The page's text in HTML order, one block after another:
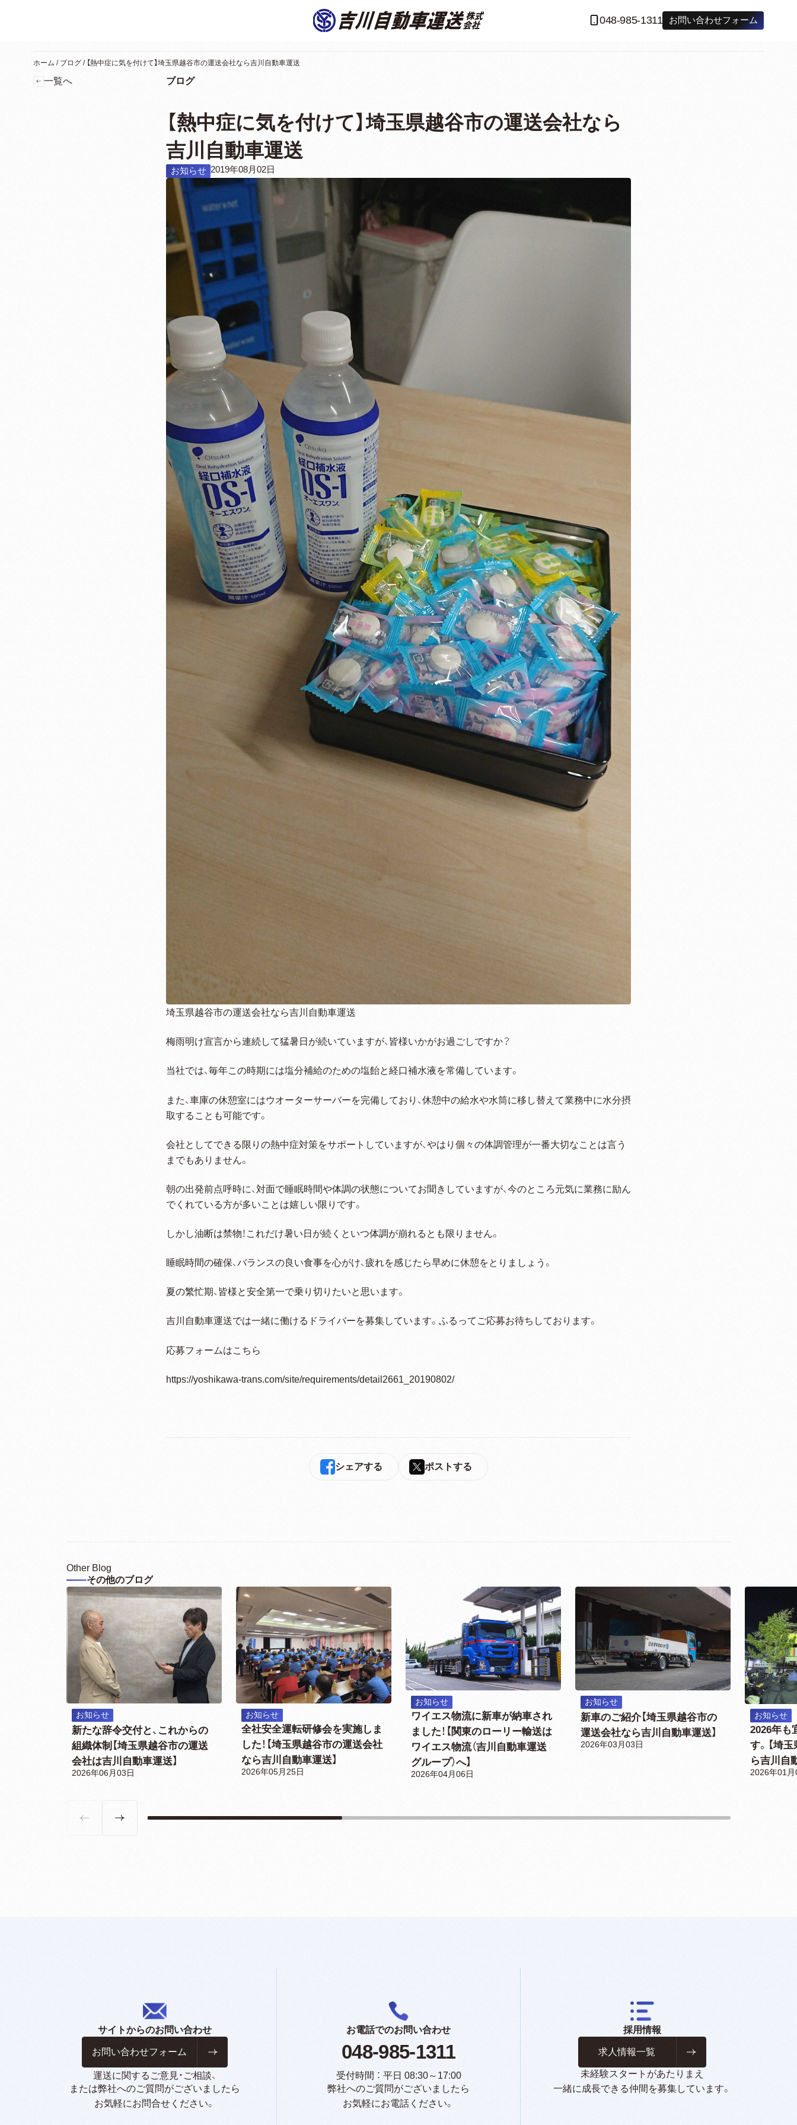
048-985-1311 お問い合わせフォーム
ホーム / ブログ / 【熱中症に気を付けて】埼玉県越谷市の運送会社なら吉川自動車運送
一覧へ ブログ
【熱中症に気を付けて】埼玉県越谷市の運送会社なら
吉川自動車運送
お知らせ 2019年08月02日
埼玉県越谷市の運送会社なら吉川自動車運送
梅雨明け宣言から連続して猛暑日が続いていますが、皆様いかがお過ごしですか？
当社では、毎年この時期には塩分補給のための塩飴と経口補水液を常備しています。
また、車庫の休憩室にはウオーターサーバーを完備しており、休憩中の給水や水筒に移し替えて業務中に水分摂
取することも可能です。
会社としてできる限りの熱中症対策をサポートしていますが、やはり個々の体調管理が一番大切なことは言う
までもありません。
朝の出発前点呼時に、対面で睡眠時間や体調の状態についてお聞きしていますが、今のところ元気に業務に励ん
でくれている方が多いことは嬉しい限りです。
しかし油断は禁物！これだけ暑い日が続くといつ体調が崩れるとも限りません。
睡眠時間の確保、バランスの良い食事を心がけ、疲れを感じたら早めに休憩をとりましょう。
夏の繁忙期、皆様と安全第一で乗り切りたいと思います。
吉川自動車運送では一緒に働けるドライバーを募集しています。ふるってご応募お待ちしております。
応募フォームはこちら
https://yoshikawa-trans.com/site/requirements/detail2661_20190802/
シェアする ポストする
その他のブログ
Other Blog
お知らせ
新たな辞令交付と、これからの
組織体制【埼玉県越谷市の運送
会社は吉川自動車運送】
2026年06月03日
お知らせ
全社安全運転研修会を実施しま
した！【埼玉県越谷市の運送会社
なら吉川自動車運送】
2026年05月25日
お知らせ
ワイエス物流に新車が納車され
ました！【関東のローリー輸送は
ワイエス物流（吉川自動車運送
グループ）へ】
2026年04月06日
お知らせ
新車のご紹介【埼玉県越谷市の
運送会社なら吉川自動車運送】
2026年03月03日
お知らせ
2026年も
す。【埼
ら吉川自
2026年01月
サイトからのお問い合わせ
お問い合わせフォーム
運送に関するご意見・ご相談、
または弊社へのご質問がございましたら
お気軽にお問合せください。
お電話でのお問い合わせ
048-985-1311
受付時間 ： 平日 08:30～17:00
弊社へのご質問がございましたら
お気軽にお電話ください。
採用情報
求人情報一覧
未経験スタートがあたりまえ
一緒に成長できる仲間を募集しています。